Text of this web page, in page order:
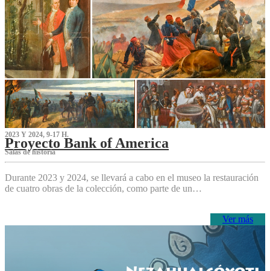
2023 Y 2024, 9-17 H.
Proyecto Bank of America
S‌alas de historia
Durante 2023 y 2024, se llevará a cabo en el museo la restauración
de cuatro obras de la colección, como parte de un…
Ver más